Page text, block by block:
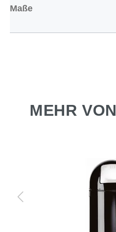
Maße
MEHR VON